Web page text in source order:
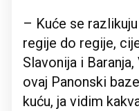
– Kuće se
regije do regije,
Slavonija i
ovaj Panonski
kuću, ja vidim